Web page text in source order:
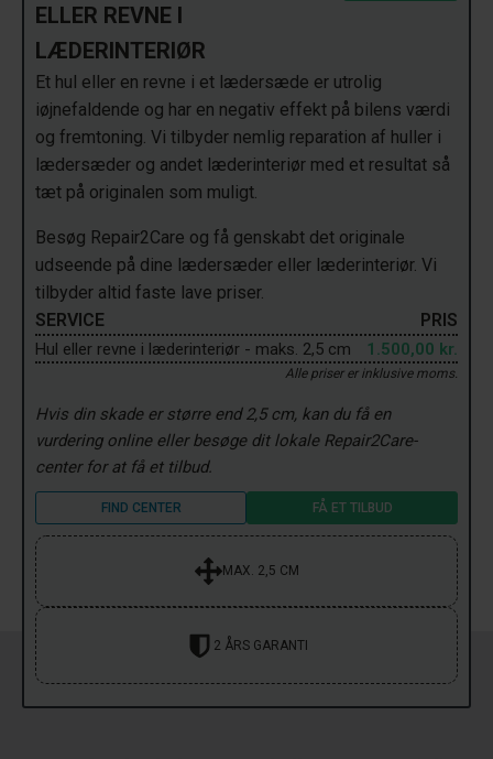
ELLER REVNE I
LÆDERINTERIØR
Et hul eller en revne i et lædersæde er utrolig
iøjnefaldende og har en negativ effekt på bilens værdi
og fremtoning. Vi tilbyder nemlig reparation af huller i
lædersæder og andet læderinteriør med et resultat så
tæt på originalen som muligt.
Besøg Repair2Care og få genskabt det originale
udseende på dine lædersæder eller læderinteriør. Vi
tilbyder altid faste lave priser.
SERVICE
PRIS
Hul eller revne i læderinteriør - maks. 2,5 cm 1.500,00 kr.
Alle priser er inklusive moms.
Hvis din skade er større end 2,5 cm, kan du få en
vurdering online eller besøge dit lokale Repair2Care-
center for at få et tilbud.
FIND CENTER FÅ ET TILBUD
MAX. 2,5 CM
2 ÅRS GARANTI